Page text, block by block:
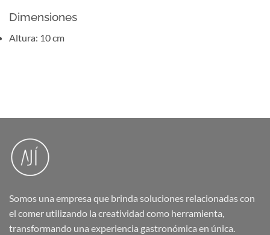
Dimensiones
Altura: 10 cm
Somos una empresa que brinda soluciones relacionadas con
el comer utilizando la creatividad como herramienta,
transformando una experiencia gastronómica en única.